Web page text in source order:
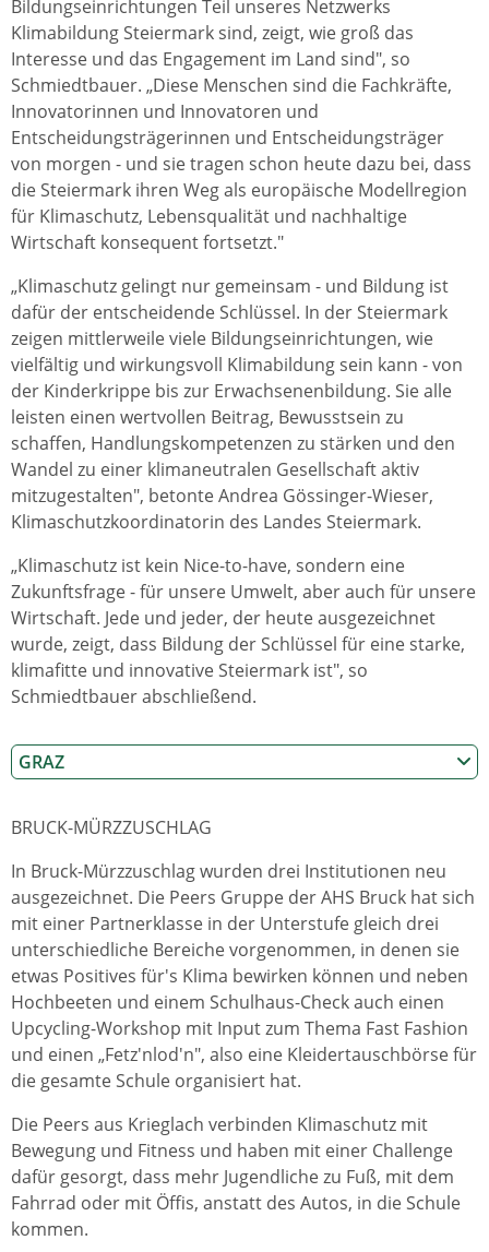
Bildungseinrichtungen Teil unseres Netzwerks
Klimabildung Steiermark sind, zeigt, wie groß das
Interesse und das Engagement im Land sind", so
Schmiedtbauer. „Diese Menschen sind die Fachkräfte,
Innovatorinnen und Innovatoren und
Entscheidungsträgerinnen und Entscheidungsträger
von morgen - und sie tragen schon heute dazu bei, dass
die Steiermark ihren Weg als europäische Modellregion
für Klimaschutz, Lebensqualität und nachhaltige
Wirtschaft konsequent fortsetzt."
„Klimaschutz gelingt nur gemeinsam - und Bildung ist
dafür der entscheidende Schlüssel. In der Steiermark
zeigen mittlerweile viele Bildungseinrichtungen, wie
vielfältig und wirkungsvoll Klimabildung sein kann - von
der Kinderkrippe bis zur Erwachsenenbildung. Sie alle
leisten einen wertvollen Beitrag, Bewusstsein zu
schaffen, Handlungskompetenzen zu stärken und den
Wandel zu einer klimaneutralen Gesellschaft aktiv
mitzugestalten", betonte Andrea Gössinger-Wieser,
Klimaschutzkoordinatorin des Landes Steiermark.
„Klimaschutz ist kein Nice-to-have, sondern eine
Zukunftsfrage - für unsere Umwelt, aber auch für unsere
Wirtschaft. Jede und jeder, der heute ausgezeichnet
wurde, zeigt, dass Bildung der Schlüssel für eine starke,
klimafitte und innovative Steiermark ist", so
Schmiedtbauer abschließend.
GRAZ
BRUCK-MÜRZZUSCHLAG
In Bruck-Mürzzuschlag wurden drei Institutionen neu
ausgezeichnet. Die Peers Gruppe der AHS Bruck hat sich
mit einer Partnerklasse in der Unterstufe gleich drei
unterschiedliche Bereiche vorgenommen, in denen sie
etwas Positives für's Klima bewirken können und neben
Hochbeeten und einem Schulhaus-Check auch einen
Upcycling-Workshop mit Input zum Thema Fast Fashion
und einen „Fetz'nlod'n", also eine Kleidertauschbörse für
die gesamte Schule organisiert hat.
Die Peers aus Krieglach verbinden Klimaschutz mit
Bewegung und Fitness und haben mit einer Challenge
dafür gesorgt, dass mehr Jugendliche zu Fuß, mit dem
Fahrrad oder mit Öffis, anstatt des Autos, in die Schule
kommen.